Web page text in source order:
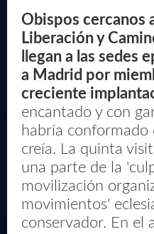
Obispos cercanos
Liberación y
llegan a las sedes
a Madrid por
creciente
encantado y con
habría conformado
creía. La quinta
una parte de la
movilización
movimientos'
conservador. En el